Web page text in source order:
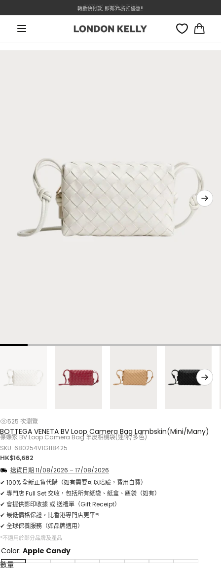
本週特價 - Dior 低至7折
轉數快付款, 即有3%折扣優惠!!
525 次瀏覽
BOTTEGA VENETA BV Loop Camera Bag Lambskin(Mini/Many)
葆蝶家 BV Loop Camera Bag 羊皮相機袋(迷你/多色)
SKU: 680254V1G118425
正
價
格
HK$16,682
送貨日期 11/08/2026 –17/08/2026
✔ 100% 全新正貨代購（如有需要可以陪驗，費用自費）
✔ 專門店 Full Set 交收，包括所有紙袋、紙盒、塵袋（如有）
✔ 會提供影印收據 或 送禮單（Gift Receipt）
✔ 最低價格保證，比香港專門店更平*!
✔ 全球保養服務（如品牌適用）
*不適用於部分品牌及產品
Color: Apple Candy
數量